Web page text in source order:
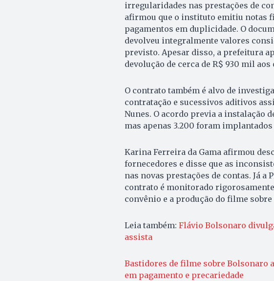
irregularidades nas prestações de
afirmou que o instituto emitiu notas
pagamentos em duplicidade. O
devolveu integralmente valores
previsto. Apesar disso, a prefeitura
devolução de cerca de R$ 930 mil
O contrato também é alvo de
contratação e sucessivos aditivos
Nunes. O acordo previa a instalação
mas apenas 3.200 foram
Karina Ferreira da Gama afirmou
fornecedores e disse que as
nas novas prestações de contas. Já a
contrato é monitorado
convênio e a produção do filme
Leia também: Flávio Bolsonaro
assista
Bastidores de filme sobre Bolsonaro
em pagamento e precariedade